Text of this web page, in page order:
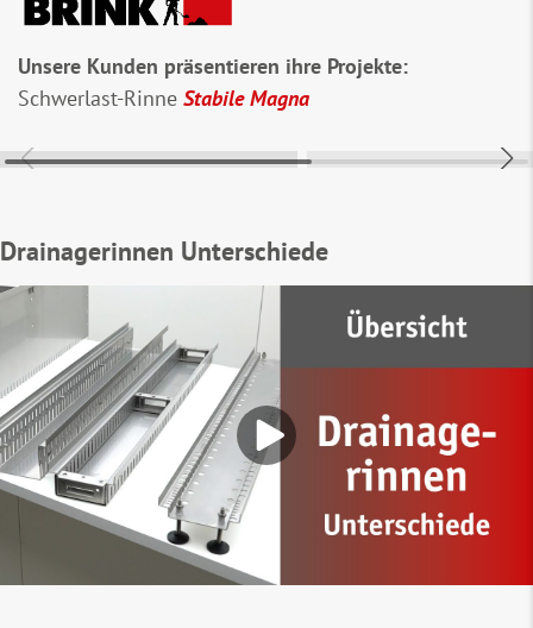
Unsere Kunden präsentieren ihre Projekte:
Schwerlast-Rinne Stabile Magna
am Ende des
Firmenlogo zu
Mehr infos
Drainagerinnen Unterschiede